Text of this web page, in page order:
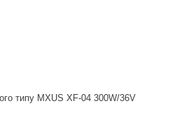
типу MXUS XF-04 300W/36V